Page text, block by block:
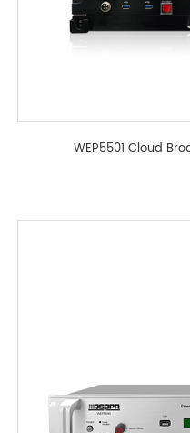
WEP5501 Cloud